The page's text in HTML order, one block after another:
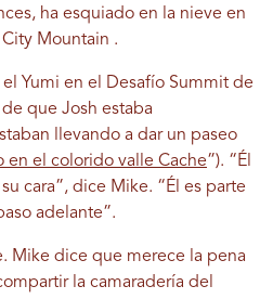
ha esquiado en la nieve en
Mountain .
Yumi en el Desafío Summit de
que Josh estaba
llevando a dar un paseo
en el colorido valle Cache”). “Él
cara”, dice Mike. “Él es parte
adelante”.
Mike dice que merece la pena
la camaradería del